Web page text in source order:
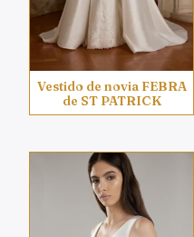
Vestido de novia FEBRA
de ST PATRICK